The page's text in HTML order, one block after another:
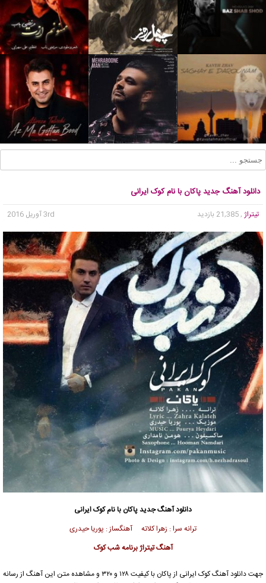
دانلود آهنگ جدید پاکان با نام کوک ایرانی
تیتراژ , 21,385 بازدید 3rd آوریل 2016
دانلود آهنگ جدیدپاکان با نام کوک ایرانی
ترانه سرا : زهرا کلاته آهنگساز : پوریا حیدری
آهنگ تیتراژ برنامه شب کوک
جهت دانلود آهنگ کوک ایرانی از پاکان
با کیفیت ۱۲۸ و ۳۲۰ و مشاهده متن این آهنگ از رسانه